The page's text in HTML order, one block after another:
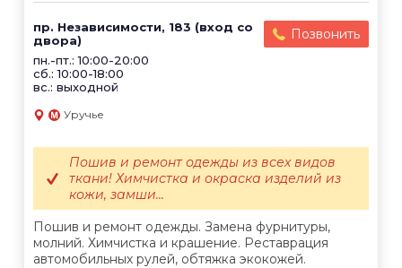
пр. Независимости, 183 (вход со
двора)
пн.-пт.: 10:00-20:00
сб.: 10:00-18:00
вс.: выходной
Позвонить
Уручье
Пошив и ремонт одежды. Замена фурнитуры,
молний. Химчистка и крашение. Реставрация
автомобильных рулей, обтяжка экокожей.
Пошив и ремонт одежды из всех видов
ткани! Химчистка и окраска изделий из
кожи, замши...